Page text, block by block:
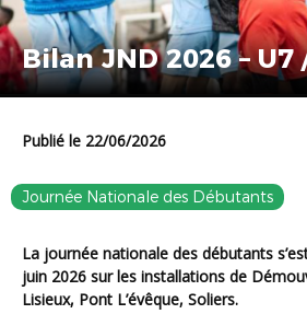
Bilan JND 2026 – U7
Publié le 22/06/2026
Journée Nationale des Débutants
La journée nationale des débutants s’est déroulée le samedi 6
juin 2026 sur les installations de
Lisieux, Pont L’évêque, Soliers.